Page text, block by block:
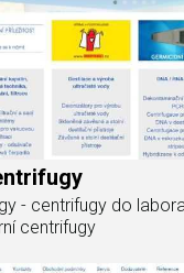
- centrifugy do
centrifugy